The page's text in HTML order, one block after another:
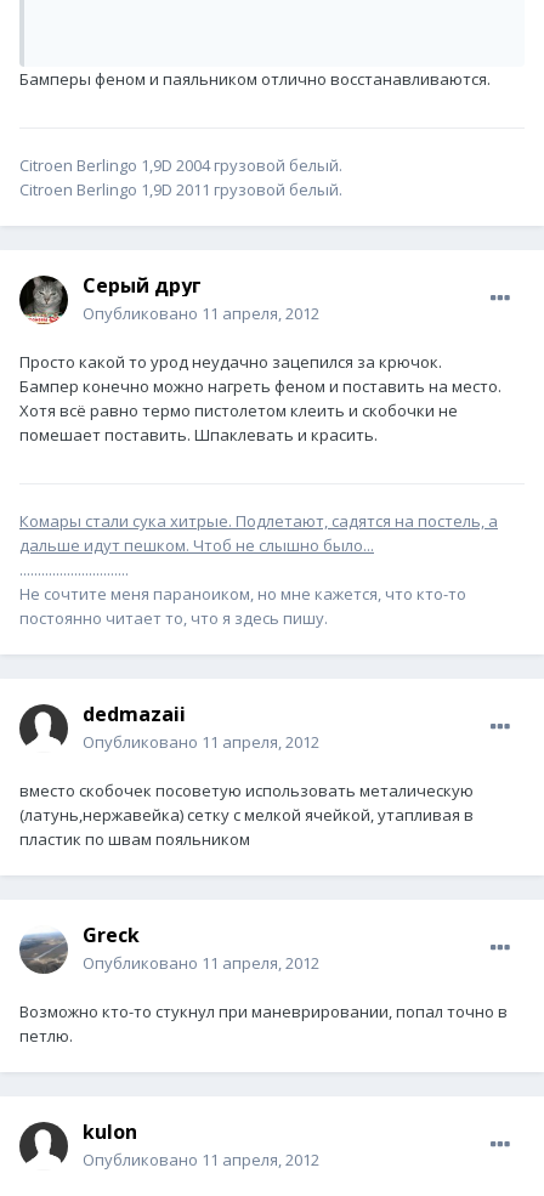
Бамперы феном и паяльником отлично восстанавливаются.
Citroen Berlingo 1,9D 2004 грузовой белый.
Citroen Berlingo 1,9D 2011 грузовой белый.
Серый друг
Опубликовано 11 апреля, 2012
Просто какой то урод неудачно зацепился за крючок.
Бампер конечно можно нагреть феном и поставить на место.
Хотя всё равно термо пистолетом клеить и скобочки не
помешает поставить. Шпаклевать и красить.
Комары стали сука хитрые. Подлетают, садятся на постель, а
дальше идут пешком. Чтоб не слышно было...
..............................
Не сочтите меня пapaноиком, но мне кажется, что кто-то
постоянно читает то, что я здесь пишу.
dedmazaii
Опубликовано 11 апреля, 2012
вместо скобочек посоветую использовать металическую
(латунь,нержавейка) сетку с мелкой ячейкой, утапливая в
пластик по швам пояльником
Greck
Опубликовано 11 апреля, 2012
Возможно кто-то стукнул при маневрировании, попал точно в
петлю.
kulon
Опубликовано 11 апреля, 2012